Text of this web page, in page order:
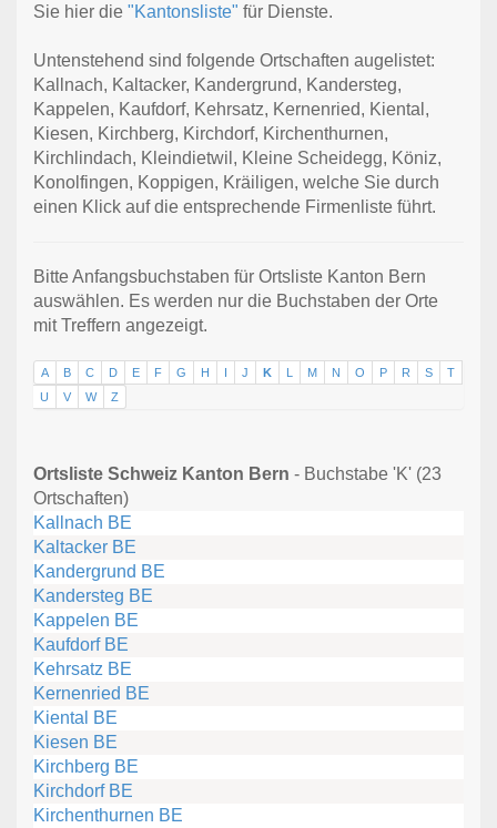
Sie hier die "Kantonsliste" für Dienste.
Untenstehend sind folgende Ortschaften augelistet:
Kallnach, Kaltacker, Kandergrund, Kandersteg,
Kappelen, Kaufdorf, Kehrsatz, Kernenried, Kiental,
Kiesen, Kirchberg, Kirchdorf, Kirchenthurnen,
Kirchlindach, Kleindietwil, Kleine Scheidegg, Köniz,
Konolfingen, Koppigen, Kräiligen, welche Sie durch
einen Klick auf die entsprechende Firmenliste führt.
Bitte Anfangsbuchstaben für Ortsliste Kanton Bern
auswählen. Es werden nur die Buchstaben der Orte
mit Treffern angezeigt.
A B C D E F G H I J K L M N O P R S
T
U
V W Z
Ortsliste Schweiz Kanton Bern - Buchstabe 'K' (23
Ortschaften)
Kallnach BE
Kaltacker BE
Kandergrund BE
Kandersteg BE
Kappelen BE
Kaufdorf BE
Kehrsatz BE
Kernenried BE
Kiental BE
Kiesen BE
Kirchberg BE
Kirchdorf BE
Kirchenthurnen BE